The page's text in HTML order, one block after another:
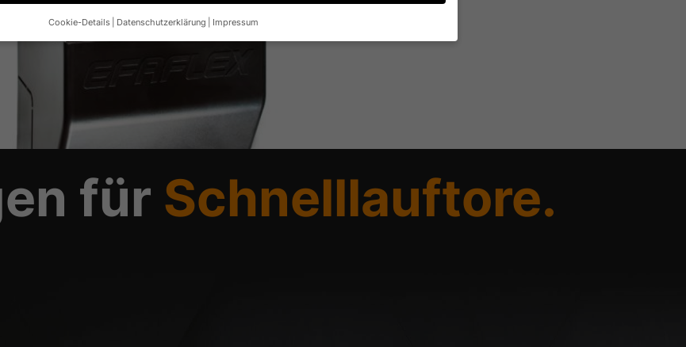
für Schnelllauftore.
Cookie-Details Datenschutzerklärung Impressum
Datenschutzeinstellungen
sind und Ihre Zustimmung zu freiwilligen Diensten geben möchten, müssen Sie Ihre
Erlaubnis bitten.
andere Technologien auf unserer Website. Einige von ihnen sind essenziell, während
und Ihre Erfahrung zu verbessern.
Personenbezogene Daten können
Adressen), z. B. für personalisierte Anzeigen und Inhalte oder Anzeigen- und
über die Verwendung Ihrer Daten finden Sie in unserer
über alle verwendeten Cookies. Sie können Ihre Einwilligung zu ganzen Kategorien
anzeigen lassen und so nur bestimmte Cookies auswählen.
Nur essenzielle Cookies akzeptieren